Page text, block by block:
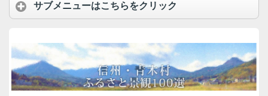
サブメニューはこちらをクリック